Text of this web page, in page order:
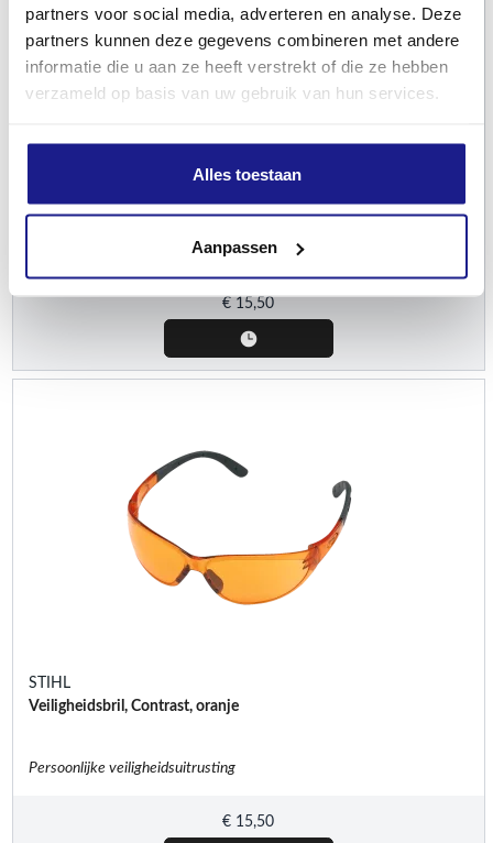
partners voor social media, adverteren en analyse. Deze
partners kunnen deze gegevens combineren met andere
informatie die u aan ze heeft verstrekt of die ze hebben
verzameld op basis van uw gebruik van hun services.
Alles toestaan
Aanpassen
Persoonlijke veiligheidsuitrusting
€ 15,50
STIHL
Veiligheidsbril, Contrast, oranje
Persoonlijke veiligheidsuitrusting
€ 15,50